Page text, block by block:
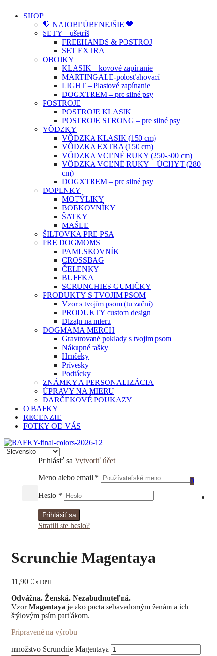
SHOP
🤎 NAJOBĽÚBENEJŠIE 🤎
SETY – ušetríš
FREEHANDS & POSTROJ
SET EXTRA
OBOJKY
KLASIK – kovové zapínanie
MARTINGALE-polosťahovací
LIGHT – Plastové zapínanie
DOGXTREM – pre silné psy
POSTROJE
POSTROJE KLASIK
POSTROJE STRONG – pre silné psy
VÔDZKY
VÔDZKA KLASIK (150 cm)
VÔDZKA EXTRA (150 cm)
VÔDZKA VOĽNÉ RUKY (250-300 cm)
VÔDZKA VOĽNÉ RUKY + ÚCHYT (280
cm)
DOGXTREM – pre silné psy
DOPLNKY
MOTÝLIKY
BOBKOVNÍKY
ŠATKY
MAŠLE
ŠILTOVKA PRE PSA
PRE DOGMOMS
PAMLSKOVNÍK
CROSSBAG
ČELENKY
BUFFKA
SCRUNCHIES GUMIČKY
PRODUKTY S TVOJIM PSOM
Vzor s tvojím psom (tu začni)
PRODUKTY custom design
Dizajn na mieru
DOGMAMA MERCH
Gravírované poklady s tvojim psom
Nákupné tašky
Hrnčeky
Prívesky
Podtácky
ZNÁMKY A PERSONALIZÁCIA
ÚPRAVY NA MIERU
DARČEKOVÉ POUKAZY
O BAFKY
RECENZIE
FOTKY OD VÁS
Prihlásiť sa Vytvoriť účet
Meno alebo email *
Heslo *
Prihlásiť sa
Stratili ste heslo?
0
Scrunchie Magentaya
11,90 € s DPH
Odvážna. Ženská. Nezabudnuteľná.
VzorMagentaya je ako pocta sebavedomým ženám a ich
štýlovým psím parťákom.
Pripravené na výrobu
množstvo Scrunchie Magentaya